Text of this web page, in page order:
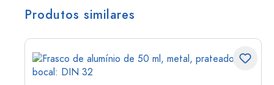
Produtos similares